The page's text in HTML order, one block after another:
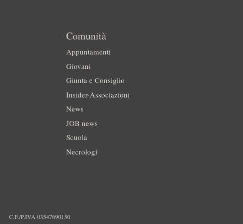
Comunità
Appuntamenti
Giovani
Giunta e Consiglio
Insider-Associazioni
News
JOB news
Scuola
Necrologi
C.F./P.IVA 03547690150